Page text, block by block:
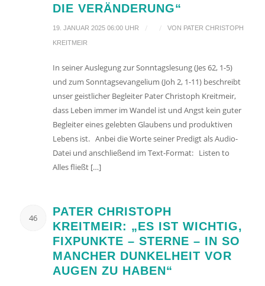
DIE VERÄNDERUNG“
19. JANUAR 2025 06:00 UHR / / VON PATER CHRISTOPH
KREITMEIR
In seiner Auslegung zur Sonntagslesung (Jes 62, 1-5)
und zum Sonntagsevangelium (Joh 2, 1-11) beschreibt
unser geistlicher Begleiter Pater Christoph Kreitmeir,
dass Leben immer im Wandel ist und Angst kein guter
Begleiter eines gelebten Glaubens und produktiven
Lebens ist. Anbei die Worte seiner Predigt als Audio-
Datei und anschließend im Text-Format: Listen to
Alles fließt […]
46
PATER CHRISTOPH
KREITMEIR: „ES IST WICHTIG,
FIXPUNKTE – STERNE – IN SO
MANCHER DUNKELHEIT VOR
AUGEN ZU HABEN“